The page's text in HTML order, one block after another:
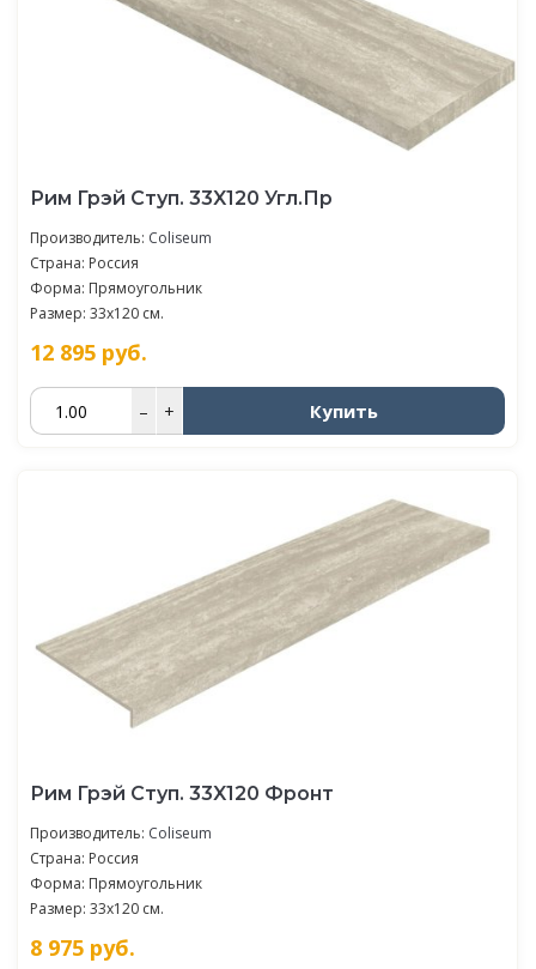
Рим Грэй Ступ. 33X120 Угл.Пр
Производитель: Coliseum
Страна: Россия
Форма: Прямоугольник
Размер: 33x120 см.
12 895 руб.
– + Купить
Рим Грэй Ступ. 33X120 Фронт
Производитель: Coliseum
Страна: Россия
Форма: Прямоугольник
Размер: 33x120 см.
8 975 руб.